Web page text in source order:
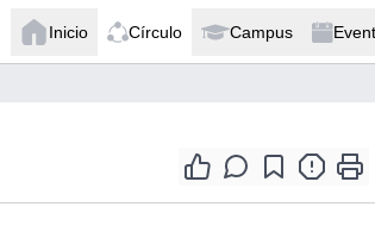
Inicio Círculo Campus